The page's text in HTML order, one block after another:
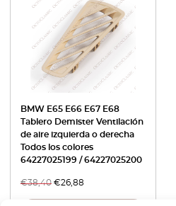
BMW E65 E66 E67 E68
Tablero Demister Ventilación
de aire izquierda o derecha
Todos los colores
64227025199 / 64227025200
€38,40 €26,88